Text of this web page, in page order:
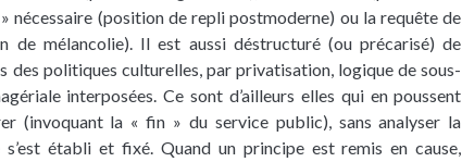
nécessaire (position de repli postmoderne) ou la requête de
de mélancolie). Il est aussi déstructuré (ou précarisé) de
des politiques culturelles, par privatisation, logique de sous-
interposées. Ce sont d’ailleurs elles qui en poussent
(invoquant la « fin » du service public), sans analyser la
établi et fixé. Quand un principe est remis en cause,